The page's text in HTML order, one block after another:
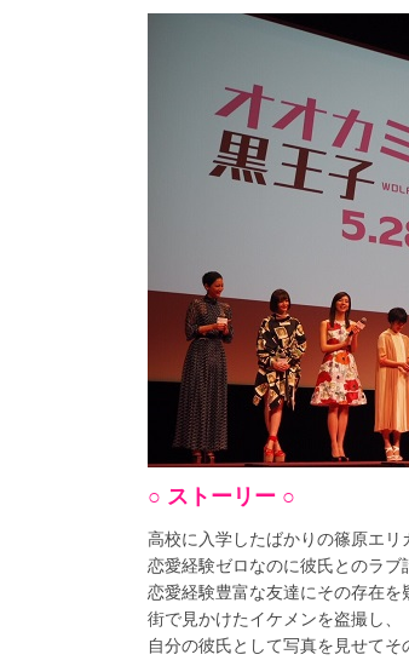
○ ストーリー ○
高校に入学したばかりの篠原エリ
恋愛経験ゼロなのに彼氏とのラブ
恋愛経験豊富な友達にその存在を
街で見かけたイケメンを盗撮し、
自分の彼氏として写真を見せてそ